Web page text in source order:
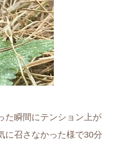
た瞬間にテンション上が
に召さなかった様で30分